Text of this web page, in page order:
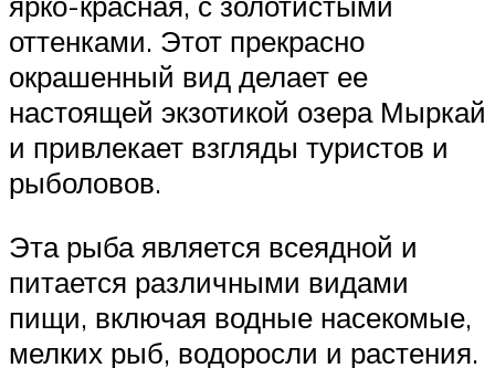
оттенками. Этот прекрасно
окрашенный вид делает ее
настоящей экзотикой озера Мыркай
и привлекает взгляды туристов и
рыболовов.
Эта рыба является всеядной и
питается различными видами
пищи, включая водные насекомые,
мелких рыб, водоросли и растения.